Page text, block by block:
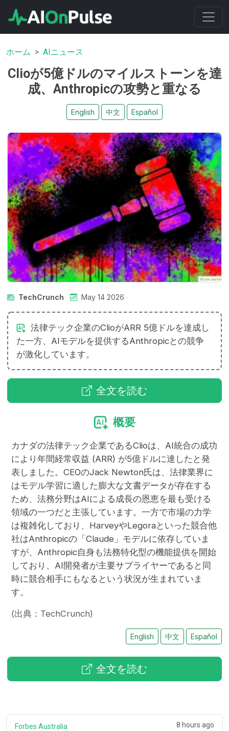
ホーム AIニュース
Clioが5億ドルのマイルストーンを達
成、Anthropicの攻勢と重なる
English 中文 Español
TechCrunch May 14 2026
法律テック企業のClioがARR 5億ドルを達成し
た一方、AIモデルを提供するAnthropicとの競争
が激化しています。
全文を読む
概要
カナダの法律テック企業であるClioは、AI統合の成功
により年間経常収益 (ARR) が5億ドルに達したと発
表しました。CEOのJack Newton氏は、法律業界に
はモデル学習に適した膨大な文書データが存在する
ため、法務分野はAIによる成長の恩恵を最も受ける
領域の一つだと主張しています。一方で市場の力学
は複雑化しており、HarveyやLegoraといった競合他
社はAnthropicの「Claude」モデルに依存していま
すが、Anthropic自身も法務特化型の機能提供を開始
しており、AI開発者が主要サプライヤーであると同
時に競合相手にもなるという状況が生まれていま
す。
(出典：TechCrunch)
English 中文 Español
全文を読む
Forbes Australia 8 hours ago